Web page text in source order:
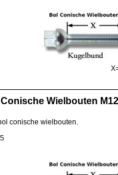
Wielbouten
conische wielbouten.